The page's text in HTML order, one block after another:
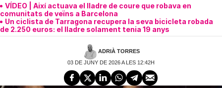
VÍDEO | Així actuava el lladre de coure que robava en
comunitats de veïns a Barcelona
Un ciclista de Tarragona recupera la seva bicicleta robada
de 2.250 euros: el lladre solament tenia 19 anys
ADRIÀ TORRES
03 DE JUNY DE 2026 A LES 12:42H